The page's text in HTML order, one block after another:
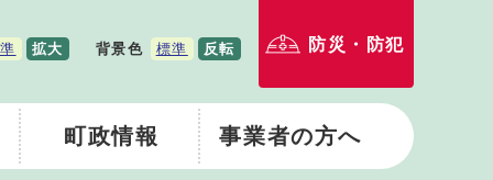
拡大 背景色 標準 反転 防災・防犯
町政情報 事業者の方へ